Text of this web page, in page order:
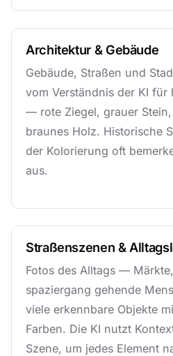
Architektur & Gebäude
Gebäude, Straßen und
vom Verständnis der KI für
— rote Ziegel, grauer
braunes Holz. Historische
der Kolorierung oft
aus.
Straßenszenen &
Fotos des Alltags —
spaziergang gehende
viele erkennbare Objekte
Farben. Die KI nutzt
Szene, um jedes Element